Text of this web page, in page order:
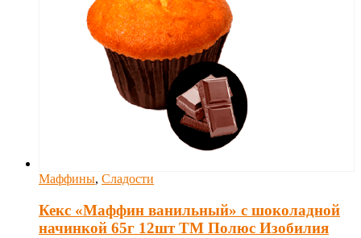
Маффины, Сладости
Кекс «Маффин ванильный» с шоколадной
начинкой 65г 12шт ТМ Полюс Изобилия